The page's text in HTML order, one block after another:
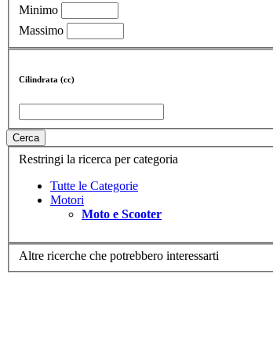
Minimo
Massimo
Cilindrata (cc)
Cerca
Restringi la ricerca per categoria
Tutte le Categorie
Motori
Moto e Scooter
Altre ricerche che potrebbero interessarti